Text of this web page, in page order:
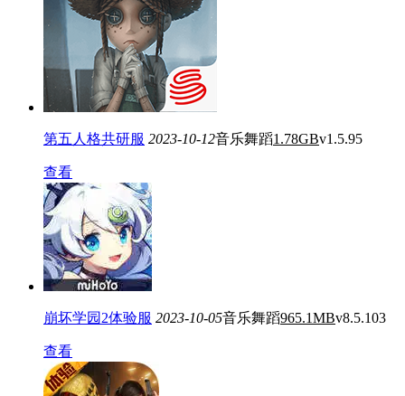
第五人格共研服 2023-10-12音乐舞蹈1.78GBv1.5.95
查看
崩坏学园2体验服 2023-10-05音乐舞蹈965.1MBv8.5.103
查看